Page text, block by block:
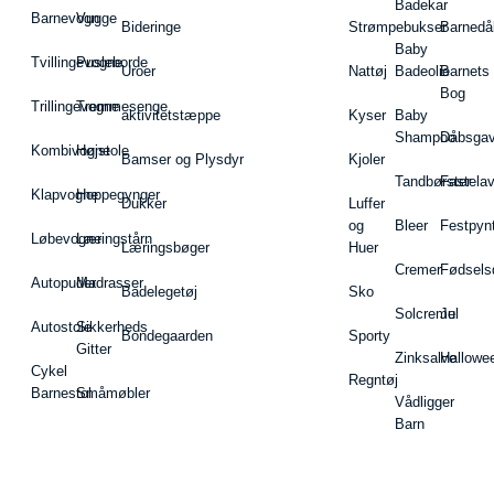
Barnevogn
Tvillingevogne
Trillingevogne
Kombivogne
Klapvogne
Løbevogne
Autopuder
Autostole
Cykel
Barnestol
Vugge
Pusleborde
Tremmesenge
Højstole
Hoppegynger
Læringstårn
Madrasser
Sikkerheds
Gitter
Småmøbler
Bideringe
Uroer
aktivitetstæppe
Bamser og Plysdyr
Dukker
Læringsbøger
Badelegetøj
Bondegaarden
Strømpebukser
Nattøj
Kyser
Kjoler
Luffer
og
Huer
Sko
Sporty
Regntøj
Badekar
Baby
Badeolie
Baby
Shampoo
Tandbørster
Bleer
Cremer
Solcreme
Zinksalve
Vådligger
Barn
Barnets
Bog
Jul